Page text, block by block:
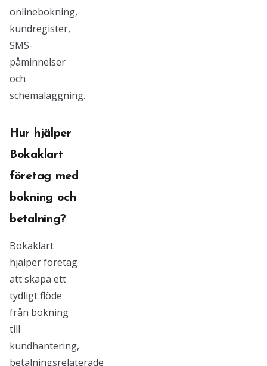
onlinebokning,
kundregister,
SMS-
påminnelser
och
schemaläggning.
Hur hjälper
Bokaklart
företag med
bokning och
betalning?
Bokaklart
hjälper företag
att skapa ett
tydligt flöde
från bokning
till
kundhantering,
betalningsrelaterade